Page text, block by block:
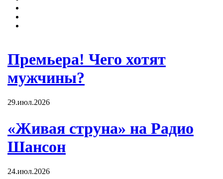
Премьера! Чего хотят
мужчины?
29.июл.2026
«Живая струна» на Радио
Шансон
24.июл.2026